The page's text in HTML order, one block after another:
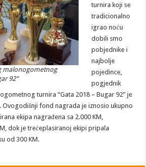
malonogometnog
92”
turnira koji se
tradicionalno
igrao noću
dobili smo
pobjednike i
najbolje
pojedince,
pogjednik
turnira “Gata 2018 – Bugar 92” je
Ovogodišnji fond nagrada je iznosio ukupno
ekipa nagrađena sa 2.000 KM,
dok je trećeplasiranoj ekipi pripala
od 300 KM.